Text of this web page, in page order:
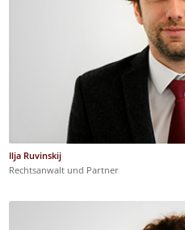
Ilja Ruvinskij
Rechtsanwalt und Partner